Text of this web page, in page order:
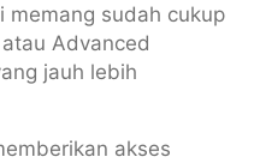
memang sudah cukup
Advanced
jauh lebih
akses